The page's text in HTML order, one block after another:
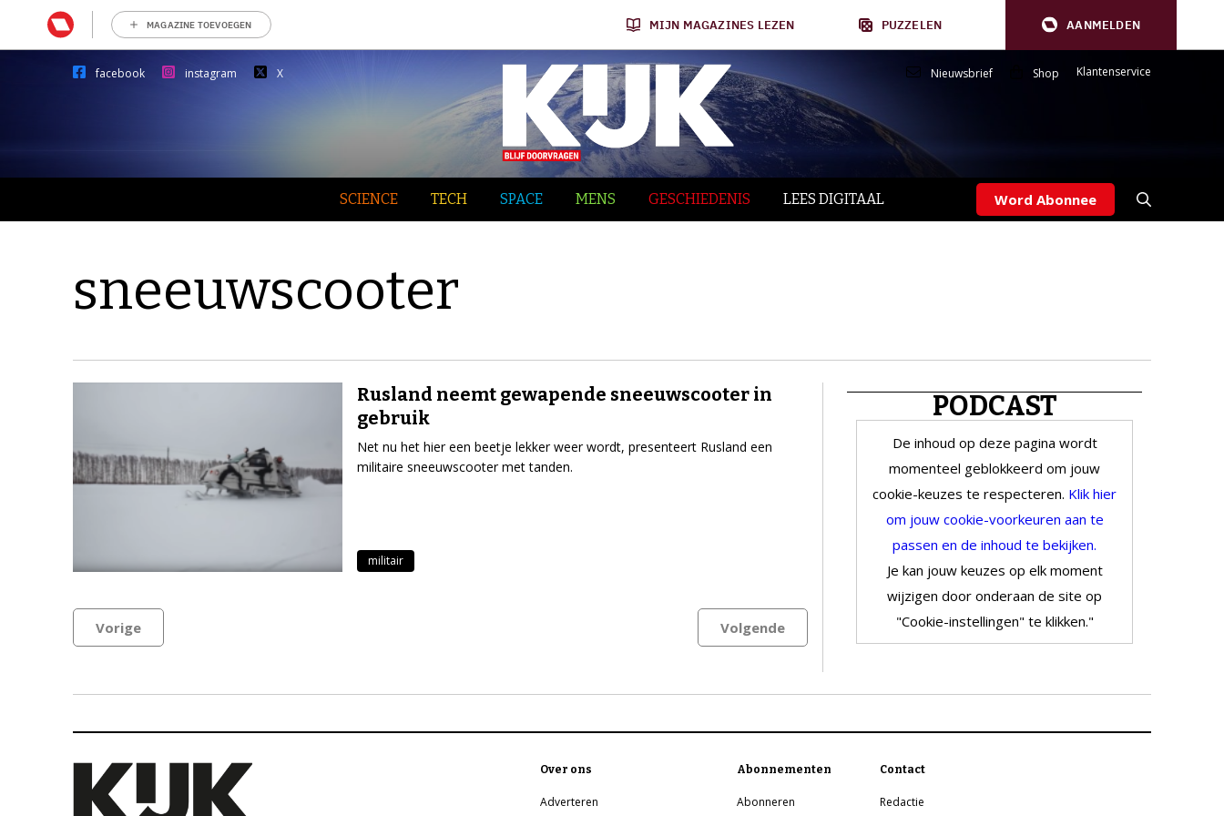
MAGAZINE TOEVOEGEN MIJN MAGAZINES LEZEN PUZZELEN AANMELDEN
facebook instagram X Nieuwsbrief Shop Klantenservice
SCIENCE TECH SPACE MENS GESCHIEDENIS LEES DIGITAAL Word Abonnee
sneeuwscooter
Rusland neemt gewapende sneeuwscooter in
gebruik
Net nu het hier een beetje lekker weer wordt, presenteert Rusland een
militaire sneeuwscooter met tanden.
militair
Vorige Volgende
PODCAST
De inhoud op deze pagina wordt
momenteel geblokkeerd om jouw
cookie-keuzes te respecteren. Klik hier
om jouw cookie-voorkeuren aan te
passen en de inhoud te bekijken.
Je kan jouw keuzes op elk moment
wijzigen door onderaan de site op
"Cookie-instellingen" te klikken."
Over ons
Adverteren
Abonnementen
Abonneren
Contact
Redactie